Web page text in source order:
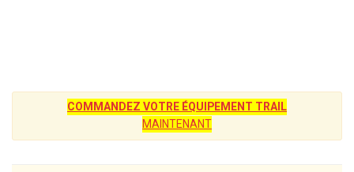
COMMANDEZ VOTRE ÉQUIPEMENT TRAIL
MAINTENANT